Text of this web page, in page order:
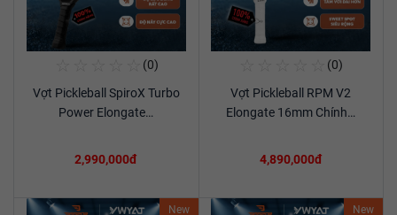
Xem chi tiết
(0)
Vợt Pickleball SpiroX Turbo
Power Elongate…
2,990,000đ
(0)
Vợt Pickleball RPM V2
Elongate 16mm Chính…
4,890,000đ
New New